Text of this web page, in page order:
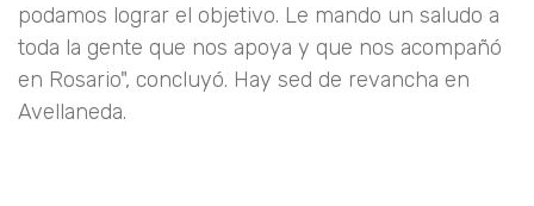
podamos lograr el objetivo. Le mando un saludo a
toda la gente que nos apoya y que nos acompañó
en Rosario", concluyó. Hay sed de revancha en
Avellaneda.